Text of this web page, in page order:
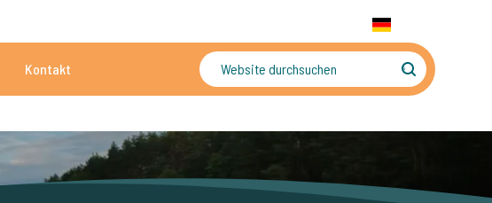
Kontakt